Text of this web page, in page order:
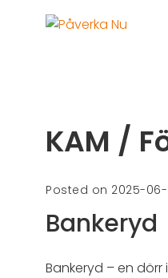
KAM /
Posted on 2025-
Bankeryd
Bankeryd – en dörr